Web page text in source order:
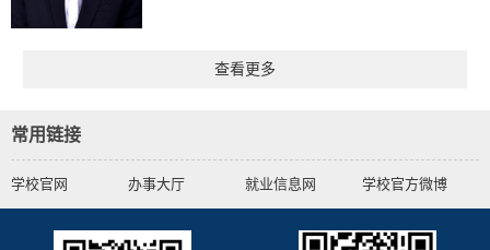
查看更多
常用链接
学校官网 办事大厅 就业信息网 学校官方微博